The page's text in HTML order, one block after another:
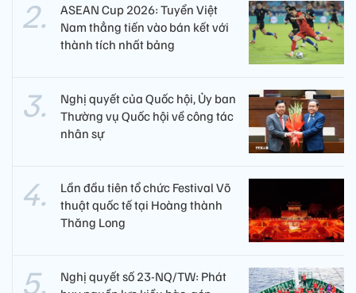
ASEAN Cup 2026: Tuyển Việt
Nam thẳng tiến vào bán kết với
thành tích nhất bảng
Nghị quyết của Quốc hội, Ủy ban
Thường vụ Quốc hội về công tác
nhân sự
Lần đầu tiên tổ chức Festival Võ
thuật quốc tế tại Hoàng thành
Thăng Long
Nghị quyết số 23-NQ/TW: Phát